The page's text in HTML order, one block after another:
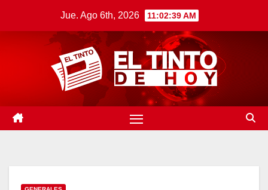
Jue. Ago 6th, 2026 11:02:40 AM